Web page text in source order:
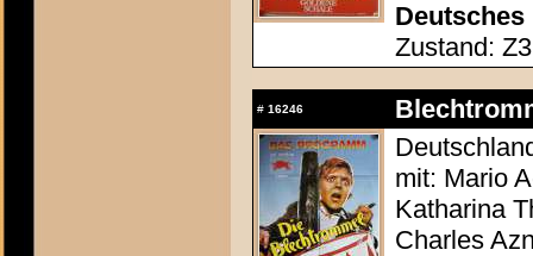
Deutsches
Zustand:
# 16246
mit: Mario
Katharina
Charles